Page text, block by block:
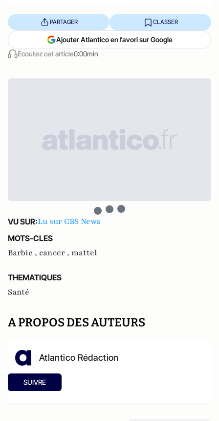
Écoutez cet article0:00min
PARTAGER CLASSER
Ajouter Atlantico en favori sur Google
VU SUR:Lu sur CBS News
MOTS-CLES
Barbie , cancer , mattel
THEMATIQUES
Santé
A PROPOS DES AUTEURS
Atlantico Rédaction
SUIVRE